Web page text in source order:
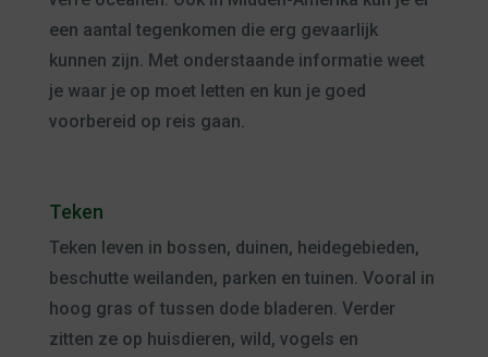
een aantal tegenkomen die erg gevaarlijk
kunnen zijn. Met onderstaande informatie weet
je waar je op moet letten en kun je goed
voorbereid op reis gaan.
Teken
Teken leven in bossen, duinen, heidegebieden,
beschutte weilanden, parken en tuinen. Vooral in
hoog gras of tussen dode bladeren. Verder
zitten ze op huisdieren, wild, vogels en